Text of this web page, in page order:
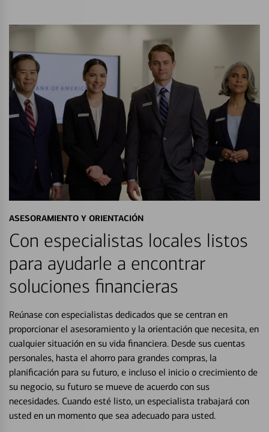
ASESORAMIENTO Y ORIENTACIÓN
Con especialistas locales listos
para ayudarle a encontrar
soluciones financieras
Reúnase con especialistas dedicados que se centran en
proporcionar el asesoramiento y la orientación que necesita, en
cualquier situación en su vida financiera. Desde sus cuentas
personales, hasta el ahorro para grandes compras, la
planificación para su futuro, e incluso el inicio o crecimiento de
su negocio, su futuro se mueve de acuerdo con sus
necesidades. Cuando esté listo, un especialista trabajará con
usted en un momento que sea adecuado para usted.